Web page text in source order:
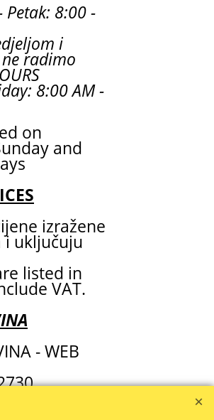
Petak: 8:00 -
i
radimo
8:00 AM -
on
and
izražene
i uključuju
listed in
VAT.
- WEB
2730